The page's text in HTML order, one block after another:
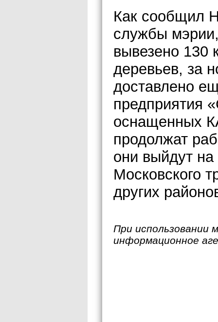
Как сообщил
службы
вывезено 130
деревьев, за
доставлено
предприятия
оснащенных
продолжат
они выйдут
Московского
других
При использовании
информационное